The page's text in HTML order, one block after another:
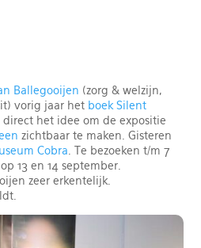
Ballegooijen (zorg & welzijn,
vorig jaar het boek Silent
het idee om de expositie
zichtbaar te maken. Gisteren
Cobra . Te bezoeken t/m 7
13 en 14 september.
zeer erkentelijk.